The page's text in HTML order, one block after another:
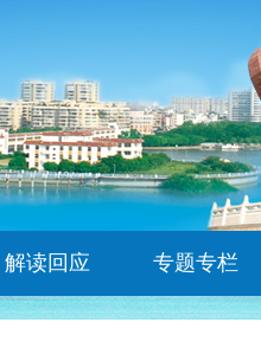
解读回应 专题专栏